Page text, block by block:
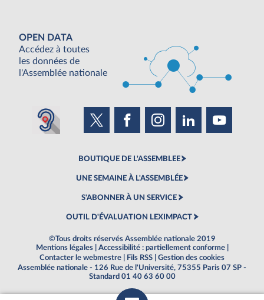
OPEN DATA
Accédez à toutes
les données de
l'Assemblée nationale
BOUTIQUE DE L'ASSEMBLEE
UNE SEMAINE À L'ASSEMBLÉE
S'ABONNER À UN SERVICE
OUTIL D'ÉVALUATION LEXIMPACT
©Tous droits réservés Assemblée nationale 2019
Mentions légales
Accessibilité : partiellement conforme
Contacter le webmestre
Fils RSS
Gestion des cookies
Assemblée nationale - 126 Rue de l'Université, 75355 Paris 07 SP -
Standard 01 40 63 60 00